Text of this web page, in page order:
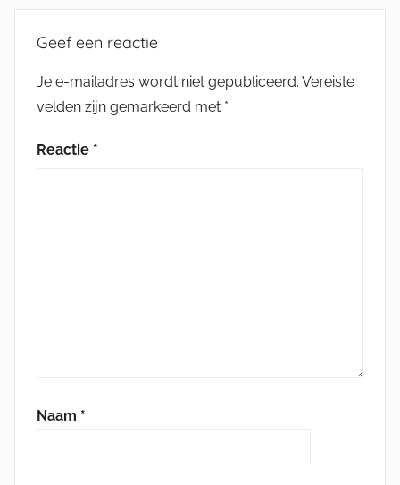
Geef een reactie
Je e-mailadres wordt niet gepubliceerd. Vereiste
velden zijn gemarkeerd met *
Reactie *
Naam *